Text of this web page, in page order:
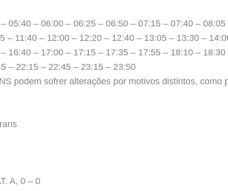
05:40 – 06:00 – 06:25 – 06:50 – 07:15 – 07:40 –
– 11:40 – 12:00 – 12:20 – 12:40 – 13:05 – 13:30 –
16:40 – 17:00 – 17:15 – 17:35 – 17:55 – 18:10 –
– 22:15 – 22:45 – 23:15 – 23:50
podem sofrer alterações por motivos distintos, como
A, 0 – 0